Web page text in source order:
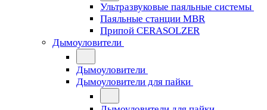
Ультразвуковые паяльные системы
Паяльные станции MBR
Припой CERASOLZER
Дымоуловители
Дымоуловители
Дымоуловители для пайки